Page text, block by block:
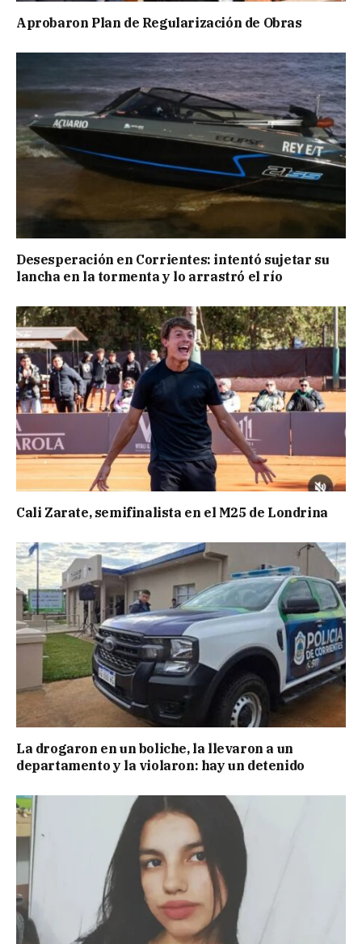
Aprobaron Plan de Regularización de Obras
Desesperación en Corrientes: intentó sujetar su
lancha en la tormenta y lo arrastró el río
Cali Zarate, semifinalista en el M25 de Londrina
La drogaron en un boliche, la llevaron a un
departamento y la violaron: hay un detenido